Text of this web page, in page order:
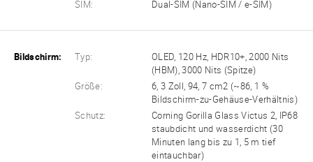
SIM:
Dual-SIM (Nano-SIM / e-SIM)
Bildschirm: Typ:
OLED, 120 Hz, HDR10+, 2000 Nits
(HBM), 3000 Nits (Spitze)
Größe:
6, 3 Zoll, 94, 7 cm2 (~86, 1 %
Bildschirm-zu-Gehäuse-Verhältnis)
Schutz:
Corning Gorilla Glass Victus 2, IP68
staubdicht und wasserdicht (30
Minuten lang bis zu 1, 5 m tief
eintauchbar)